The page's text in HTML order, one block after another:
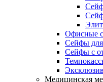
Офисные
Сейфы
Сейфы с
Медицинская